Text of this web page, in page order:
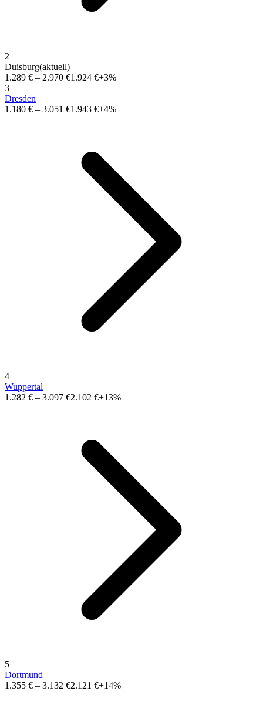
2
Duisburg(aktuell)
1.289 € – 2.970 €1.924 €+3%
3
Dresden
1.180 € – 3.051 €1.943 €+4%
4
Wuppertal
1.282 € – 3.097 €2.102 €+13%
5
Dortmund
1.355 € – 3.132 €2.121 €+14%